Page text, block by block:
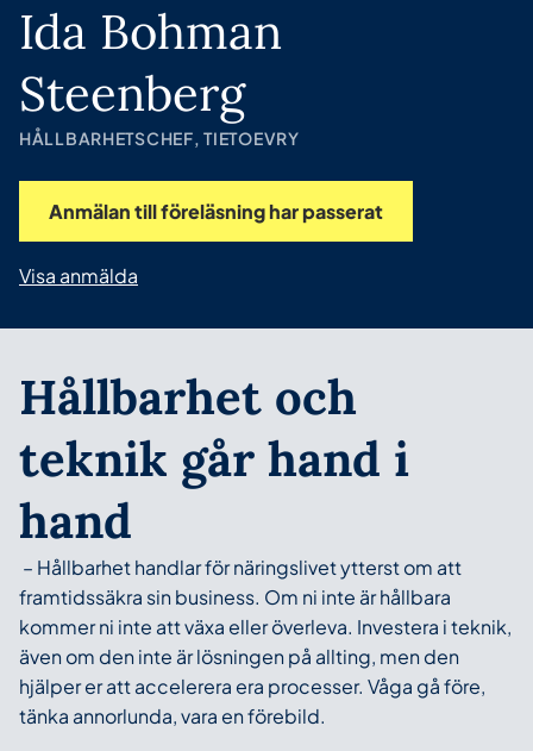
Ida Bohman
Steenberg
HÅLLBARHETSCHEF, TIETOEVRY
Anmälan till föreläsning har passerat
Visa anmälda
Hållbarhet och
teknik går hand i
hand
– Hållbarhet handlar för näringslivet ytterst om att
framtidssäkra sin business. Om ni inte är hållbara
kommer ni inte att växa eller överleva. Investera i teknik,
även om den inte är lösningen på allting, men den
hjälper er att accelerera era processer. Våga gå före,
tänka annorlunda, vara en förebild.